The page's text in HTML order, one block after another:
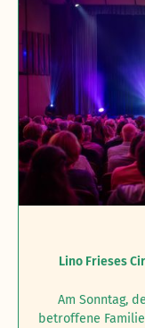
Lino Frieses
Am Sonntag,
betroffene